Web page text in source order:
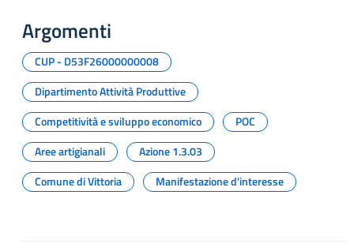
Argomenti
CUP - D53F26000000008
Dipartimento Attività Produttive
Competitività e sviluppo economico
POC
Aree artigianali
Azione 1.3.03
Comune di Vittoria
Manifestazione d'interesse